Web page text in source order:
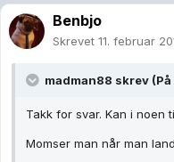
Benbjo
Skrevet 11. februar
madman88 skrev (På
Takk for svar. Kan i noen
Momser man når man